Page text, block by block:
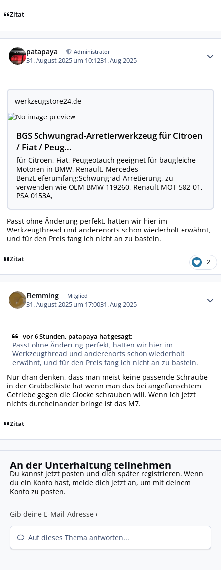
Zitat
patapaya Administrator
31. August 2025 um 10:1231. Aug 2025
werkzeugstore24.de
BGS Schwungrad-Arretierwerkzeug für Citroen
/ Fiat / Peug...
für Citroen, Fiat, Peugeotauch geeignet für baugleiche
Motoren in BMW, Renault, Mercedes-
BenzLieferumfang:Schwungrad-Arretierung, zu
verwenden wie OEM BMW 119260, Renault MOT 582-01,
PSA 0153A,
Passt ohne Änderung perfekt, hatten wir hier im
Werkzeugthread und anderenorts schon wiederholt erwähnt,
und für den Preis fang ich nicht an zu basteln.
Zitat 2
Flemming Mitglied
31. August 2025 um 17:0031. Aug 2025
vor 6 Stunden, patapaya hat gesagt:
Passt ohne Änderung perfekt, hatten wir hier im
Werkzeugthread und anderenorts schon wiederholt
erwähnt, und für den Preis fang ich nicht an zu basteln.
Nur dran denken, dass man meist keine passende Schraube
in der Grabbelkiste hat wenn man das bei angeflanschtem
Getriebe gegen die Glocke schrauben will. Wenn ich jetzt
nichts durcheinander bringe ist das M7.
Zitat
An der Unterhaltung teilnehmen
Du kannst jetzt posten und dich später registrieren. Wenn
du ein Konto hast, melde dich jetzt an, um mit deinem
Konto zu posten.
Auf dieses Thema antworten...